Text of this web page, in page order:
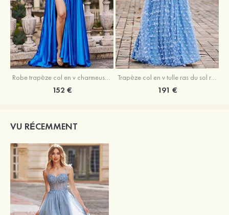
Robe trapèze col en v charmeuse traîne balayage robe de bal
152 €
Trapèze col en v tulle ras du sol robe de bal avec papillon
191 €
VU RÉCEMMENT